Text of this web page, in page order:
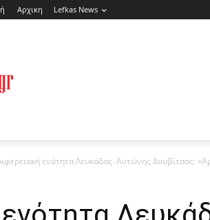
Αρχικη Lefkas News
ενότητα Λευκάδας. Αντώνης Δουβίτσας: